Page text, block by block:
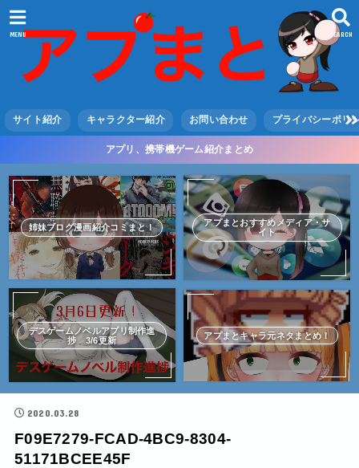
SEARCH
MENU
サイト紹介 キャラクター紹介 お問い合わせ プライバシーポリ
アプリ、携帯機ゲーム紹介まとめ
姉妹ブログ漫画紹介コミまと！
アプまとおすすめメディア・サ
イト
デスゲームノベルアプリ制作進
捗 3/6更新
アプまとキャラ元ネタまとめ！
2020.03.28
F09E7279-FCAD-4BC9-8304-
51171BCEE45F